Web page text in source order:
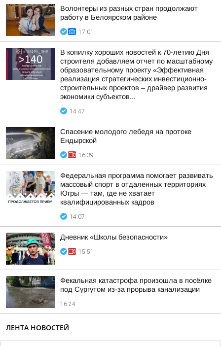
Волонтеры из разных стран продолжают
работу в Белоярском районе
17:01
В копилку хороших новостей к 70-летию Дня
строителя добавляем отчет по масштабному
образовательному проекту «Эффективная
реализация стратегических инвестиционно-
строительных проектов – драйвер развития
экономики субъектов...
14:47
Спасение молодого лебедя на протоке
Ендырской
16:39
Федеральная программа помогает развивать
массовый спорт в отдаленных территориях
Югры — там, где не хватает
квалифицированных кадров
14:07
Дневник «Школы безопасности»
15:51
Фекальная катастрофа произошла в посёлке
под Сургутом из-за прорыва канализации
16:24
ЛЕНТА НОВОСТЕЙ